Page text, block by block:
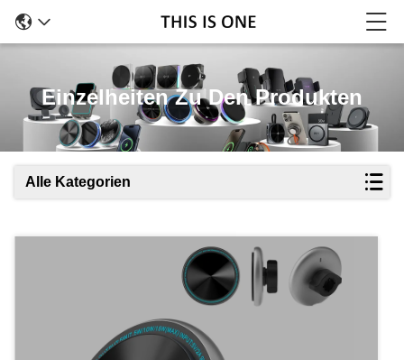
Einzelheiten Zu Den Produkten
Alle Kategorien